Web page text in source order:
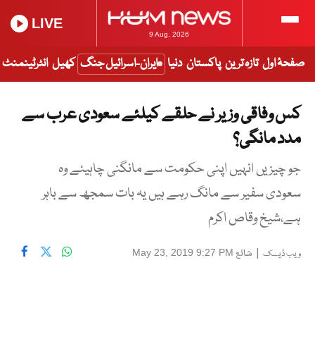
9 Aug, 2026
LIVE
صفحۂ اول تازہ ترین پاکستان دنیا ایران-اسرائیل جنگ کھیل انٹرٹینمنٹ
کس وفاقی وزیر نے حلقے کیلئے سعودی عرب سے
مدد مانگی؟
جو چیزیں انہیں اپنی حکومت سے مانگنی چاہیئے وہ
سعودی سفیر سے مانگ رہے ہیں یہ بات سمجھ سے باہر
ہے،شیخ وقاص اکرم
ویب ڈیسک | شائع May 23, 2019 9:27 PM